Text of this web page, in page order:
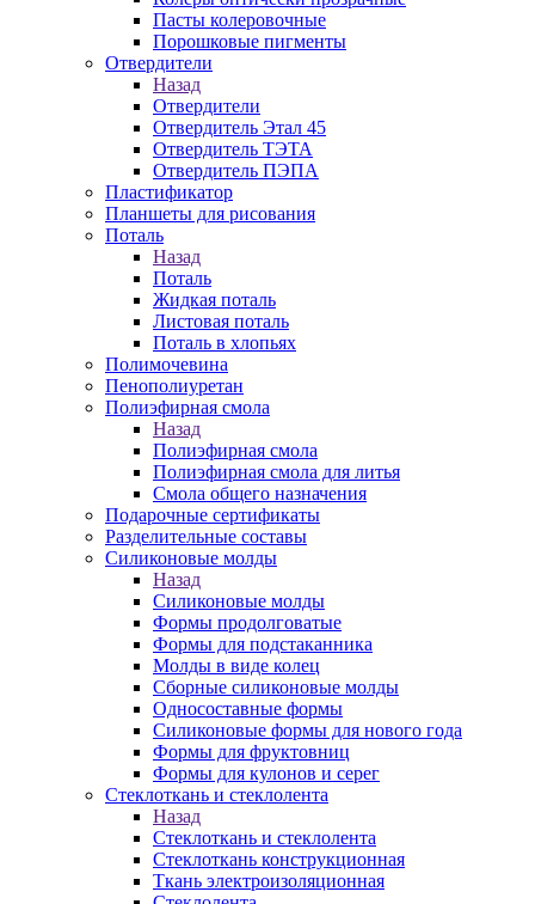
Пасты колеровочные
Порошковые пигменты
Отвердители
Назад
Отвердители
Отвердитель Этал 45
Отвердитель ТЭТА
Отвердитель ПЭПА
Пластификатор
Планшеты для рисования
Поталь
Назад
Поталь
Жидкая поталь
Листовая поталь
Поталь в хлопьях
Полимочевина
Пенополиуретан
Полиэфирная смола
Назад
Полиэфирная смола
Полиэфирная смола для литья
Смола общего назначения
Подарочные сертификаты
Разделительные составы
Силиконовые молды
Назад
Силиконовые молды
Формы продолговатые
Формы для подстаканника
Молды в виде колец
Сборные силиконовые молды
Односоставные формы
Силиконовые формы для нового года
Формы для фруктовниц
Формы для кулонов и серег
Стеклоткань и стеклолента
Назад
Стеклоткань и стеклолента
Стеклоткань конструкционная
Ткань электроизоляционная